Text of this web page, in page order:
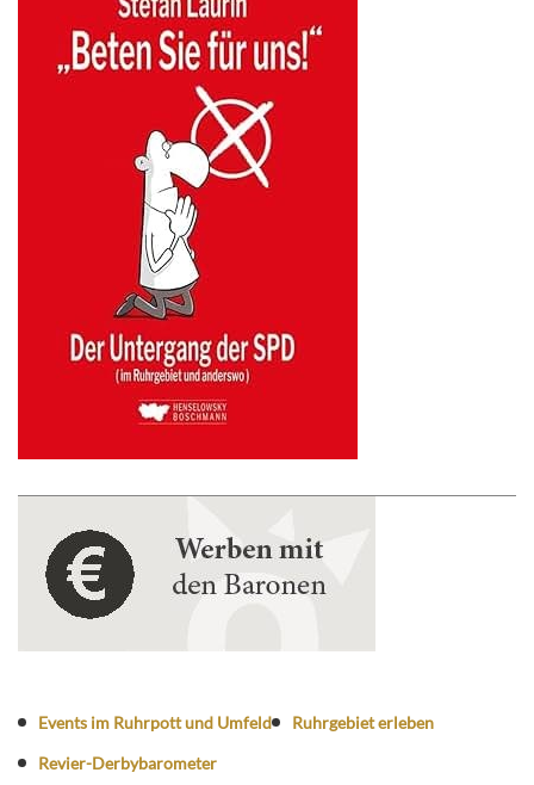
Events im Ruhrpott und Umfeld
Ruhrgebiet erleben
Revier-Derbybarometer